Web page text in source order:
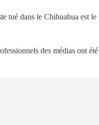
tué dans le Chihuahua est
des médias ont